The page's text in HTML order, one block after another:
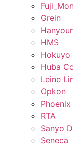
Grein
HMS
Hokuyo
Huba
Leine
Opkon
RTA
Sanyo
Seneca